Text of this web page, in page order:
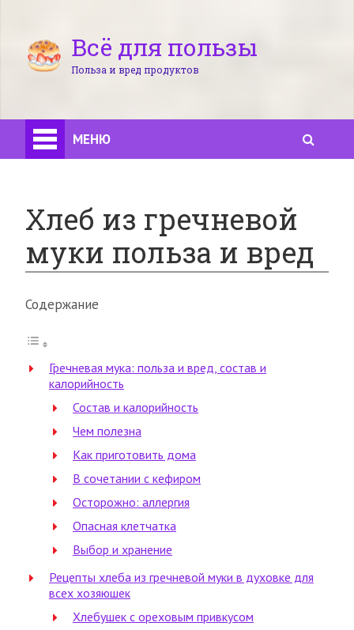
Всё для пользы
Польза и вред продуктов
МЕНЮ
Хлеб из гречневой
муки польза и вред
Содержание
Гречневая мука: польза и вред, состав и
калорийность
Состав и калорийность
Чем полезна
Как приготовить дома
В сочетании с кефиром
Осторожно: аллергия
Опасная клетчатка
Выбор и хранение
Рецепты хлеба из гречневой муки в духовке для
всех хозяюшек
Хлебушек с ореховым привкусом